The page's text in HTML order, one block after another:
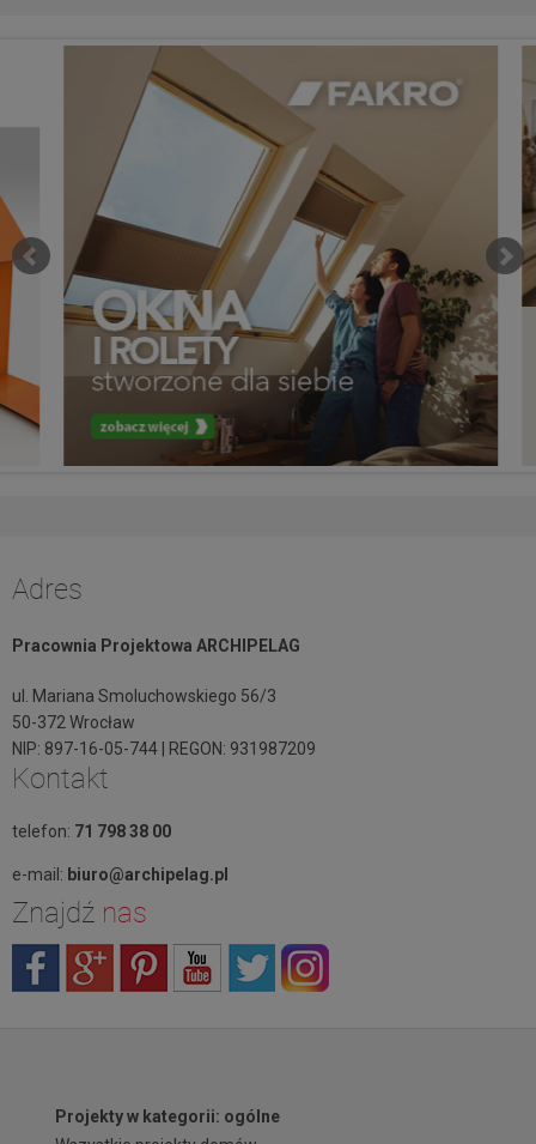
Adres
Pracownia Projektowa ARCHIPELAG
ul. Mariana Smoluchowskiego 56/3
50-372 Wrocław
NIP: 897-16-05-744 | REGON: 931987209
Kontakt
telefon: 71 798 38 00
e-mail: biuro@archipelag.pl
Znajdź nas
Projekty w kategorii: ogólne